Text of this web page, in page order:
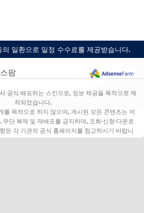
일환으로 일정 수수료를 제공받습니다.
팜
공식 배포하는 스킨으로, 정보 제공을 목적으로 제
작되었습니다.
를 목적으로 하지 않으며, 게시된 모든 콘텐츠는 저
단 복제 및 재배포를 금지하며, 조회·신청·다운로
은 각 기관의 공식 홈페이지를 참고하시기 바랍니